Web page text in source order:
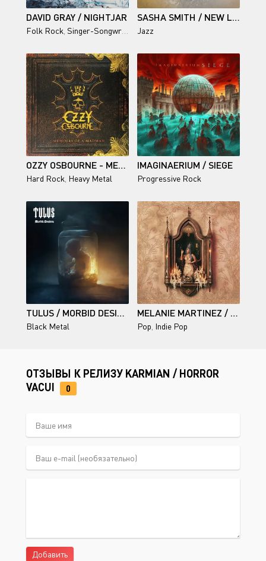
DAVID GRAY / NIGHTJAR
Folk Rock Singer-Songwriter
SASHA SMITH / NEW LEAVES
Jazz
OZZY OSBOURNE - MEMOIRS OF A MADMAN (REMASTERED) 2014
Hard Rock Heavy Metal
IMAGINAERIUM / SIEGE
Progressive Rock
TULUS / MORBID DESIRES
Black Metal
MELANIE MARTINEZ / HADES
Pop Indie Pop
ОТЗЫВЫ К РЕЛИЗУ KARMIAN / HORROR
VACUI
0
Добавить